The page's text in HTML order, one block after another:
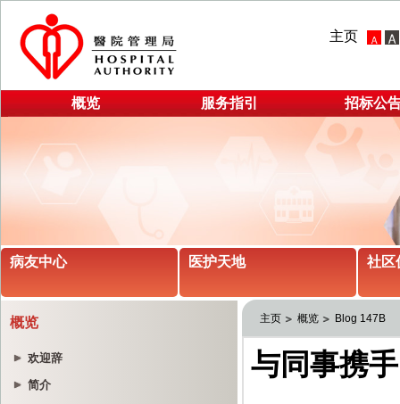
主页
概览 服务指引 招标公
病友中心 医护天地 社区
概览
欢迎辞
简介
主页 概览 Blog 147B